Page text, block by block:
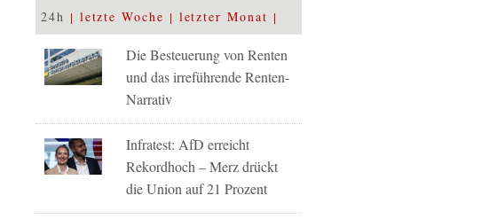
24h letzte Woche letzter Monat
Die Besteuerung von Renten
und das irreführende Renten-
Narrativ
Infratest: AfD erreicht
Rekordhoch – Merz drückt
die Union auf 21 Prozent